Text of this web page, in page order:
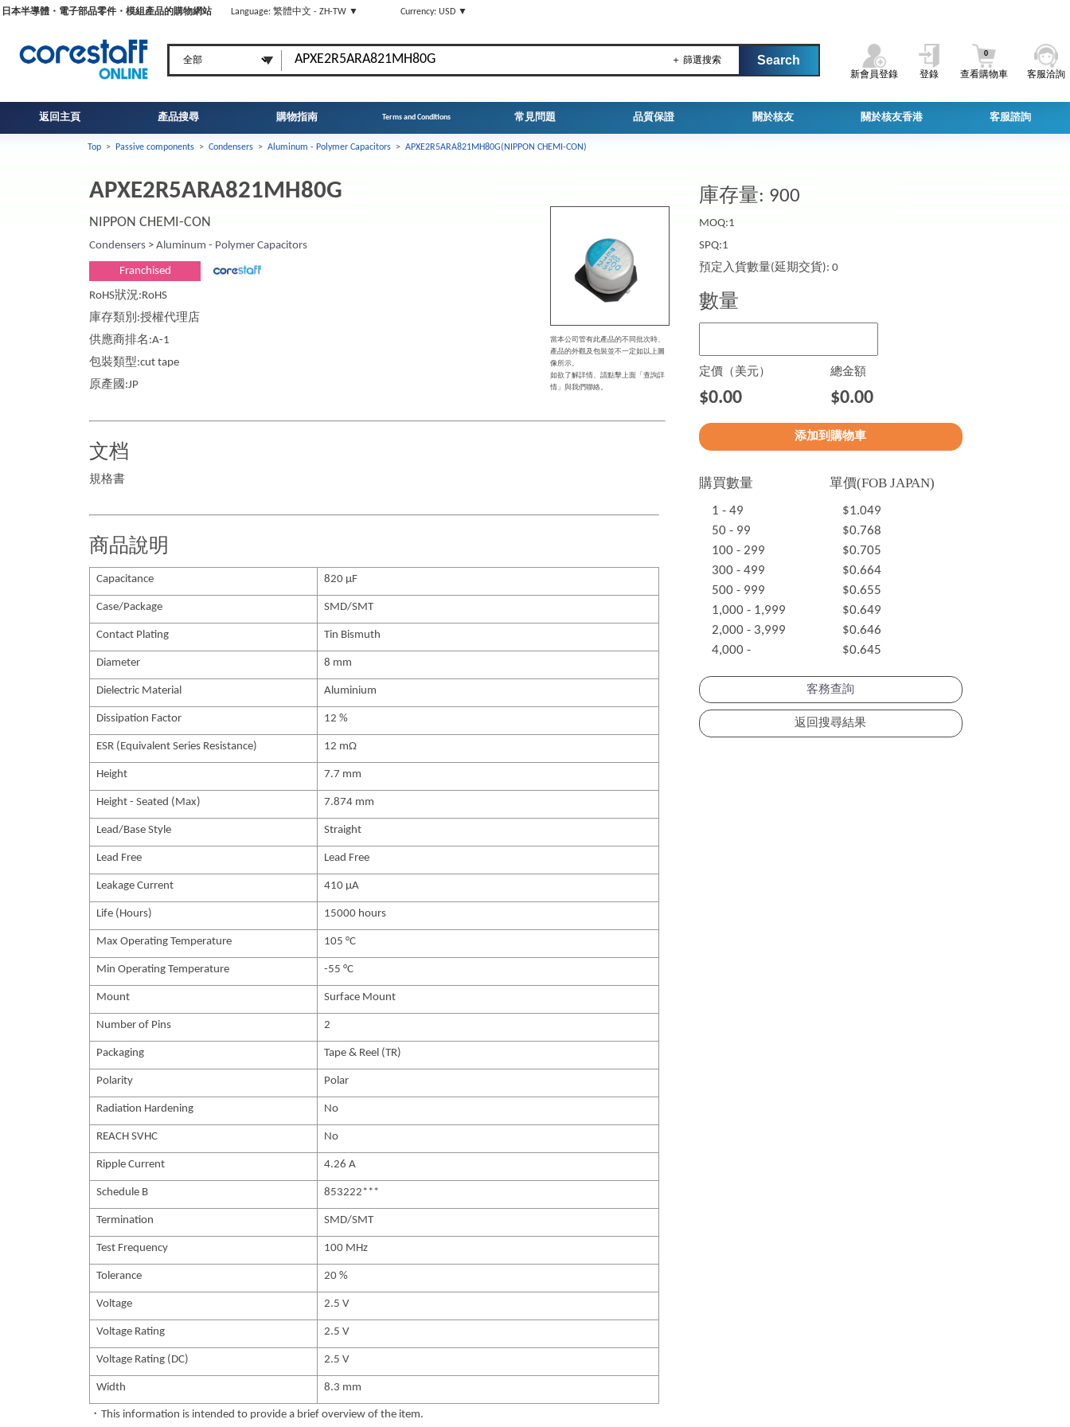
日本半導體・電子部品零件・模組產品的購物網站 Language: 繁體中文 - ZH-TW ▼ Currency: USD ▼
＋ 篩選搜索
新會員登錄 登錄 查看購物車
0
客服洽詢
返回主頁 產品搜尋 購物指南 Terms and Conditions 常見問題 品質保證 關於核友 關於核友香港 客服諮詢
Top > Passive components > Condensers > Aluminum - Polymer Capacitors > APXE2R5ARA821MH80G(NIPPON CHEMI-CON)
APXE2R5ARA821MH80G
NIPPON CHEMI-CON
Condensers > Aluminum - Polymer Capacitors
Franchised
RoHS狀況:RoHS
庫存類別:授權代理店
供應商排名:A-1
包裝類型:cut tape
原產國:JP
當本公司管有此產品的不同批次時、
產品的外觀及包裝並不一定如以上圖
像所示。
如欲了解詳情、請點擊上面「查詢詳
情」與我們聯絡。
文档
規格書
商品說明
Capacitance 820 µF
Case/Package SMD/SMT
Contact Plating Tin Bismuth
Diameter 8 mm
Dielectric Material Aluminium
Dissipation Factor 12 %
ESR (Equivalent Series Resistance) 12 mΩ
Height 7.7 mm
Height - Seated (Max) 7.874 mm
Lead/Base Style Straight
Lead Free Lead Free
Leakage Current 410 µA
Life (Hours) 15000 hours
Max Operating Temperature 105 °C
Min Operating Temperature -55 °C
Mount Surface Mount
Number of Pins 2
Packaging Tape & Reel (TR)
Polarity Polar
Radiation Hardening No
REACH SVHC No
Ripple Current 4.26 A
Schedule B 853222***
Termination SMD/SMT
Test Frequency 100 MHz
Tolerance 20 %
Voltage 2.5 V
Voltage Rating 2.5 V
Voltage Rating (DC) 2.5 V
Width 8.3 mm
・This information is intended to provide a brief overview of the item.
庫存量: 900
MOQ:1
SPQ:1
預定入貨數量(延期交貨): 0
數量
定價（美元） 總金額
$0.00 $0.00
購買數量 單價(FOB JAPAN)
1 - 49
$1.049
50 - 99
$0.768
100 - 299
$0.705
300 - 499
$0.664
500 - 999
$0.655
1,000 - 1,999
$0.649
2,000 - 3,999
$0.646
4,000 -
$0.645
客務查詢